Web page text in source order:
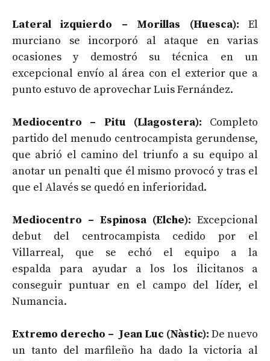
Lateral izquierdo – Morillas (Huesca): El
murciano se incorporó al ataque en varias
ocasiones y demostró su técnica en un
excepcional envío al área con el exterior que a
punto estuvo de aprovechar Luis Fernández.
Mediocentro – Pitu (Llagostera): Completo
partido del menudo centrocampista gerundense,
que abrió el camino del triunfo a su equipo al
anotar un penalti que él mismo provocó y tras el
que el Alavés se quedó en inferioridad.
Mediocentro – Espinosa (Elche): Excepcional
debut del centrocampista cedido por el
Villarreal, que se echó el equipo a la
espalda para ayudar a los los ilicitanos a
conseguir puntuar en el campo del líder, el
Numancia.
Extremo derecho – Jean Luc (Nàstic): De nuevo
un tanto del marfileño ha dado la victoria al